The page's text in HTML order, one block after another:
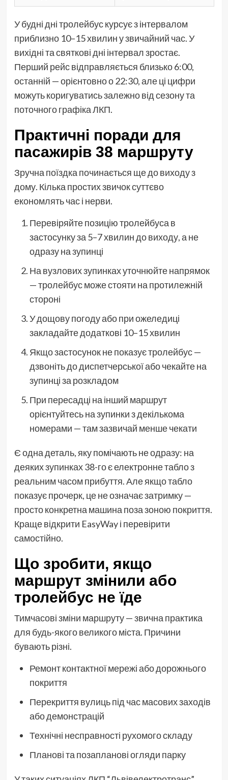
У будні дні тролейбус курсує з інтервалом
приблизно 10–15 хвилин у звичайний час. У
вихідні та святкові дні інтервал зростає.
Перший рейс відправляється близько 6:00,
останній — орієнтовно о 22:30, але ці цифри
можуть коригуватись залежно від сезону та
поточного графіка ЛКП.
Практичні поради для
пасажирів 38 маршруту
Зручна поїздка починається ще до виходу з
дому. Кілька простих звичок суттєво
економлять час і нерви.
Перевіряйте позицію тролейбуса в
застосунку за 5–7 хвилин до виходу, а не
одразу на зупинці
На вузлових зупинках уточнюйте напрямок
— тролейбус може стояти на протилежній
стороні
У дощову погоду або при ожеледиці
закладайте додаткові 10–15 хвилин
Якщо застосунок не показує тролейбус —
дзвоніть до диспетчерської або чекайте на
зупинці за розкладом
При пересадці на інший маршрут
орієнтуйтесь на зупинки з декількома
номерами — там зазвичай менше чекати
Є одна деталь, яку помічають не одразу: на
деяких зупинках 38-го є електронне табло з
реальним часом прибуття. Але якщо табло
показує прочерк, це не означає затримку —
просто конкретна машина поза зоною покриття.
Краще відкрити EasyWay і перевірити
самостійно.
Що зробити, якщо
маршрут змінили або
тролейбус не їде
Тимчасові зміни маршруту — звична практика
для будь-якого великого міста. Причини
бувають різні.
Ремонт контактної мережі або дорожнього
покриття
Перекриття вулиць під час масових заходів
або демонстрацій
Технічні несправності рухомого складу
Планові та позапланові огляди парку